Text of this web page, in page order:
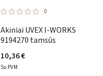
0
Akiniai UVEX I-WORKS
9194270 tamsūs
10,36 €
Su PVM